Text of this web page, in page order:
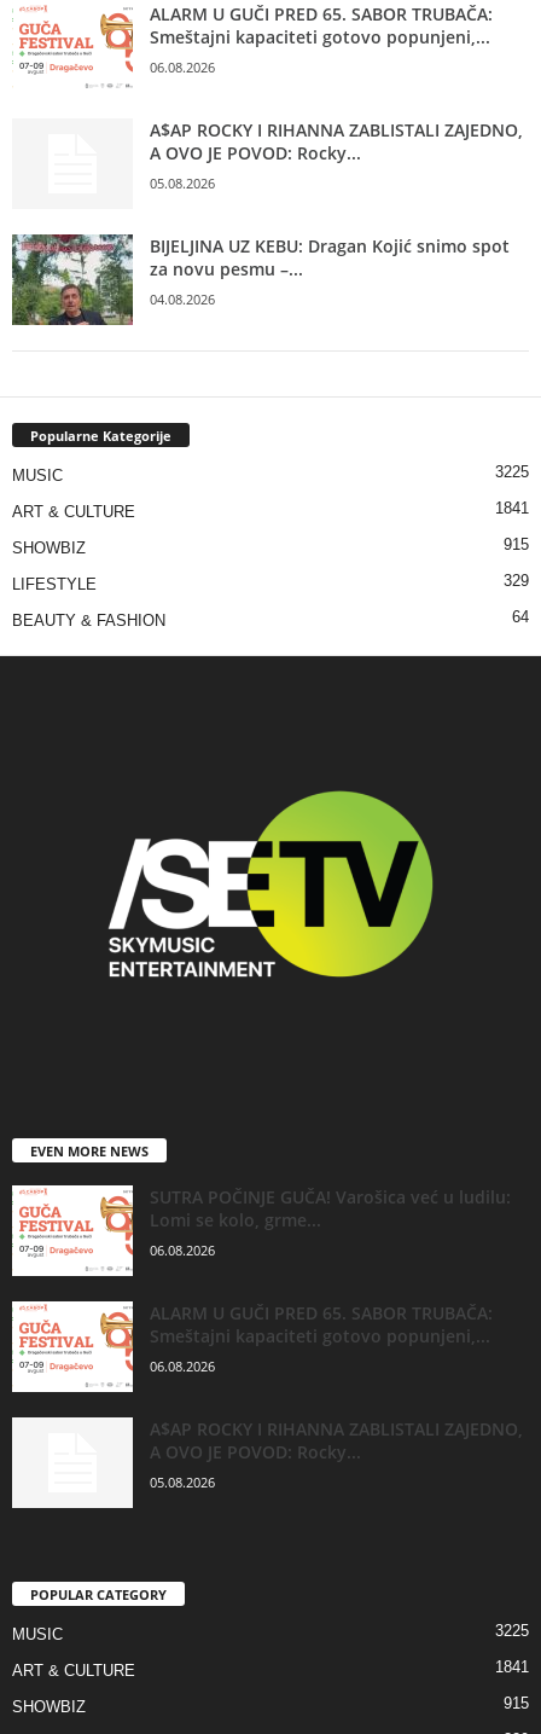
ALARM U GUČI PRED 65. SABOR TRUBAČA:
Smeštajni kapaciteti gotovo popunjeni,...
06.08.2026
A$AP ROCKY I RIHANNA ZABLISTALI ZAJEDNO,
A OVO JE POVOD: Rocky...
05.08.2026
BIJELJINA UZ KEBU: Dragan Kojić snimo spot
za novu pesmu –...
04.08.2026
Popularne Kategorije
MUSIC 3225
ART & CULTURE 1841
SHOWBIZ 915
LIFESTYLE 329
BEAUTY & FASHION 64
EVEN MORE NEWS
SUTRA POČINJE GUČA! Varošica već u ludilu:
Lomi se kolo, grme...
06.08.2026
ALARM U GUČI PRED 65. SABOR TRUBAČA:
Smeštajni kapaciteti gotovo popunjeni,...
06.08.2026
A$AP ROCKY I RIHANNA ZABLISTALI ZAJEDNO,
A OVO JE POVOD: Rocky...
05.08.2026
POPULAR CATEGORY
MUSIC 3225
ART & CULTURE 1841
SHOWBIZ 915